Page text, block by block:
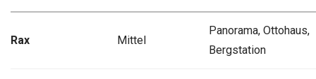
Rax Mittel
Panorama, Ottohaus,
Bergstation